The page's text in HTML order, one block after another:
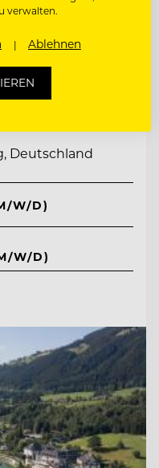
&
Deutschland
W/D)
W/D)
verwalten.
Ablehnen